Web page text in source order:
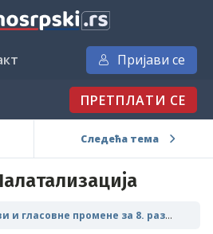
Пријави се
ПРЕТПЛАТИ СЕ
Следећа тема
Грађење речи, гласови и гласовне промене за 8. разред